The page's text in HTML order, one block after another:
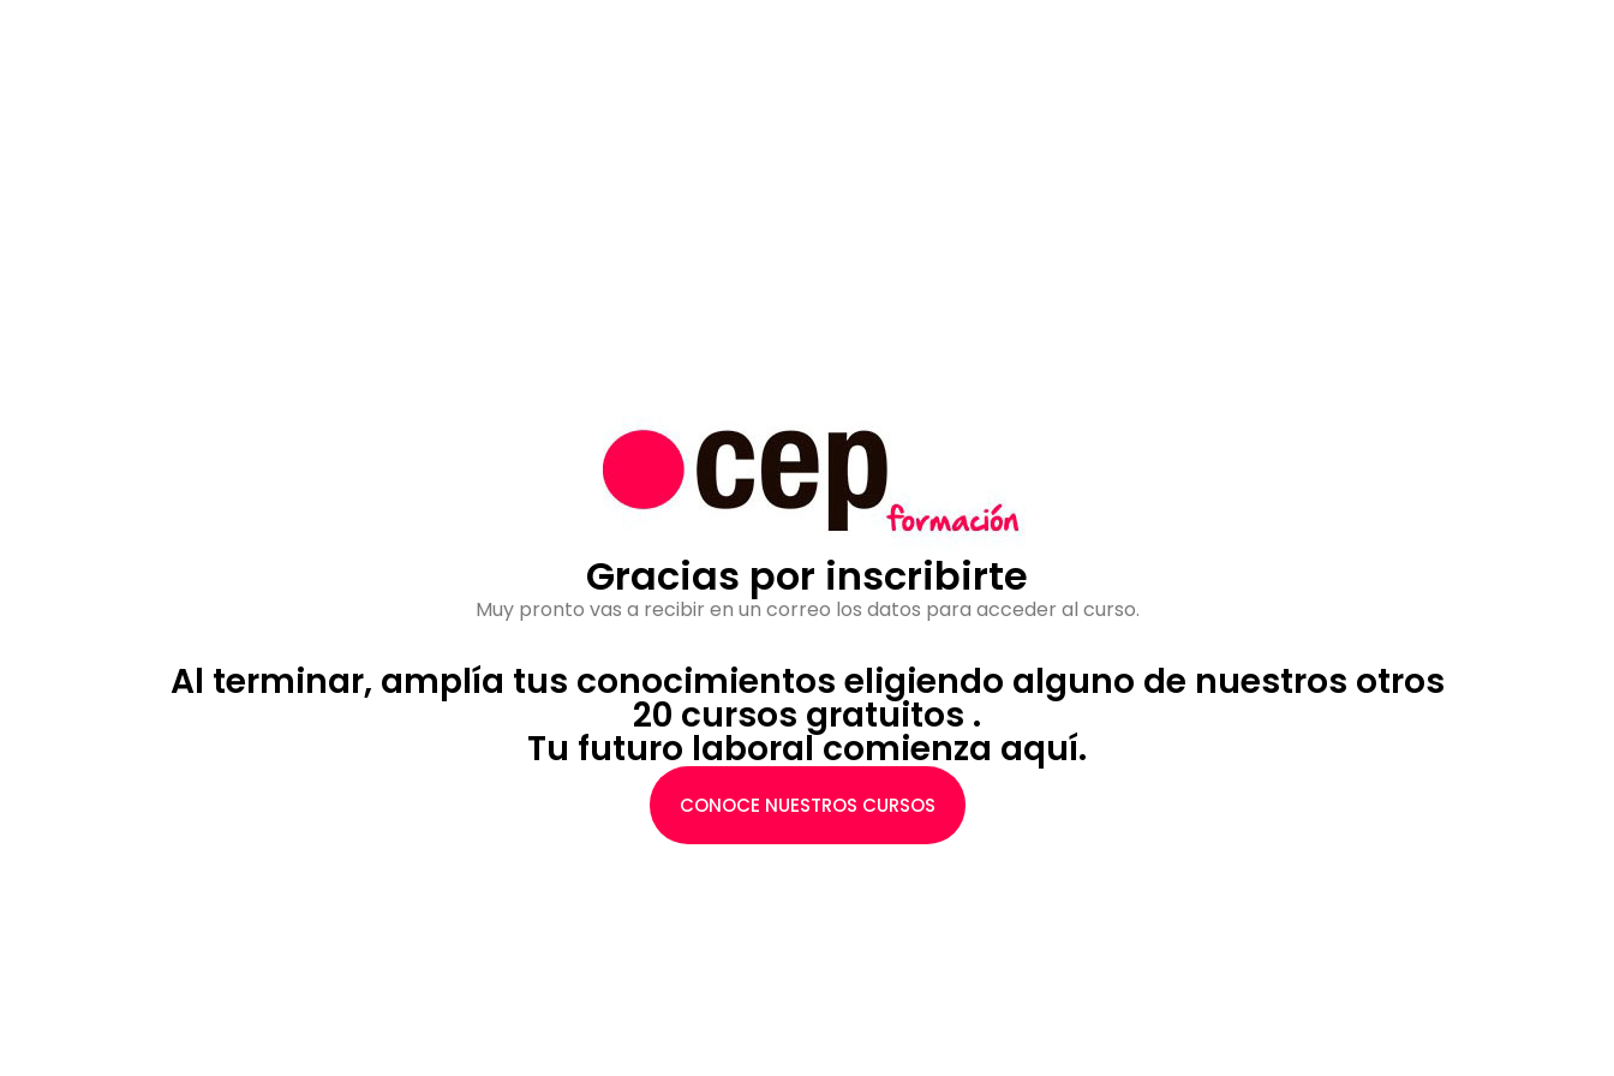
Gracias por inscribirte
Muy pronto vas a recibir en un correo los datos para acceder al curso.
Al terminar, amplía tus conocimientos eligiendo alguno de nuestros otros
20 cursos gratuitos .
Tu futuro laboral comienza aquí.
CONOCE NUESTROS CURSOS